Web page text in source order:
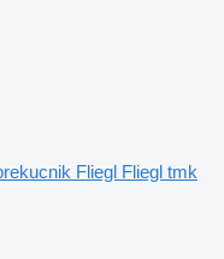
Fliegl Fliegl tmk